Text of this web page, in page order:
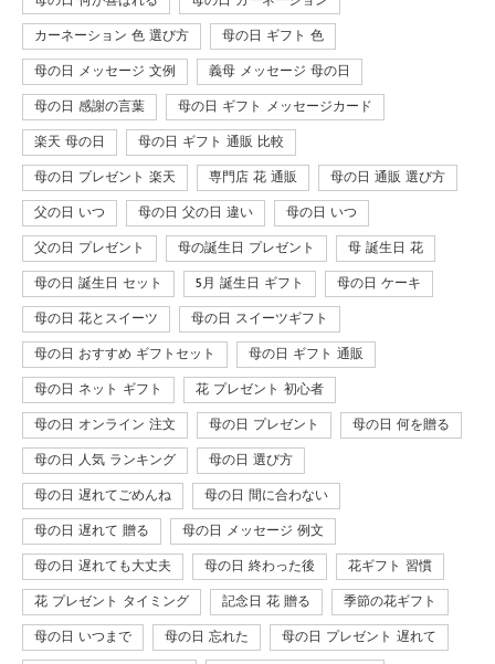
カーネーション 色 選び方 母の日 ギフト 色
母の日 メッセージ 文例 義母 メッセージ 母の日
母の日 感謝の言葉 母の日 ギフト メッセージカード
楽天 母の日 母の日 ギフト 通販 比較
母の日 プレゼント 楽天 専門店 花 通販 母の日 通販 選び方
父の日 いつ 母の日 父の日 違い 母の日 いつ
父の日 プレゼント 母の誕生日 プレゼント 母 誕生日 花
母の日 誕生日 セット 5月 誕生日 ギフト 母の日 ケーキ
母の日 花とスイーツ 母の日 スイーツギフト
母の日 おすすめ ギフトセット 母の日 ギフト 通販
母の日 ネット ギフト 花 プレゼント 初心者
母の日 オンライン 注文 母の日 プレゼント 母の日 何を贈る
母の日 人気 ランキング 母の日 選び方
母の日 遅れてごめんね 母の日 間に合わない
母の日 遅れて 贈る 母の日 メッセージ 例文
母の日 遅れても大丈夫 母の日 終わった後 花ギフト 習慣
花 プレゼント タイミング 記念日 花 贈る 季節の花ギフト
母の日 いつまで 母の日 忘れた 母の日 プレゼント 遅れて